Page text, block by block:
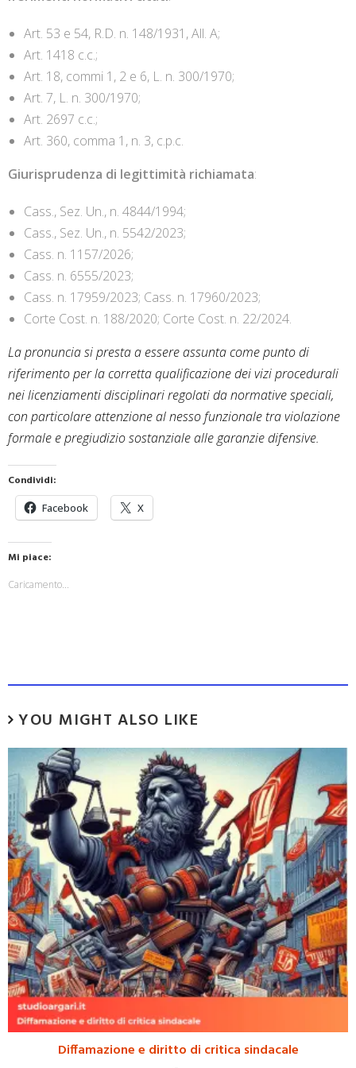
Art. 53 e 54, R.D. n. 148/1931, All. A;
Art. 1418 c.c.;
Art. 18, commi 1, 2 e 6, L. n. 300/1970;
Art. 7, L. n. 300/1970;
Art. 2697 c.c.;
Art. 360, comma 1, n. 3, c.p.c.
Giurisprudenza di legittimità richiamata:
Cass., Sez. Un., n. 4844/1994;
Cass., Sez. Un., n. 5542/2023;
Cass. n. 1157/2026;
Cass. n. 6555/2023;
Cass. n. 17959/2023; Cass. n. 17960/2023;
Corte Cost. n. 188/2020; Corte Cost. n. 22/2024.
La pronuncia si presta a essere assunta come punto di
riferimento per la corretta qualificazione dei vizi procedurali
nei licenziamenti disciplinari regolati da normative speciali,
con particolare attenzione al nesso funzionale tra violazione
formale e pregiudizio sostanziale alle garanzie difensive.
Condividi:
Facebook X
Mi piace:
Caricamento...
YOU MIGHT ALSO LIKE
Diffamazione e diritto di critica sindacale